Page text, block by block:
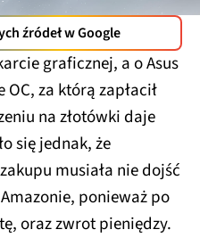
źródeł w Google
graficznej, a o Asus
OC, za którą zapłacił
na złotówki daje
się jednak, że
musiała nie dojść
ponieważ po
oraz zwrot pieniędzy.